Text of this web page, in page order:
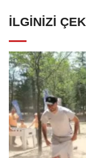
İLGINIZI